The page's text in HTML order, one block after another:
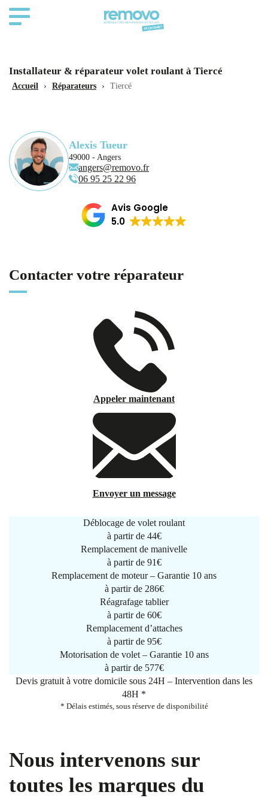
Installateur & réparateur volet roulant à Tiercé
Accueil › Réparateurs › Tiercé
Alexis Tueur
49000 - Angers
angers@removo.fr
06 95 25 22 96
Avis Google
5.0
Contacter votre réparateur
Appeler maintenant
Envoyer un message
Déblocage de volet roulant
à partir de 44€
Remplacement de manivelle
à partir de 91€
Remplacement de moteur – Garantie 10 ans
à partir de 286€
Réagrafage tablier
à partir de 60€
Remplacement d’attaches
à partir de 95€
Motorisation de volet – Garantie 10 ans
à partir de 577€
Devis gratuit à votre domicile sous 24H – Intervention dans les
48H *
* Délais estimés, sous réserve de disponibilité
Nous intervenons sur
toutes les marques du